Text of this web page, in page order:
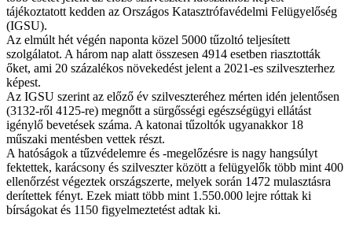
tájékoztatott kedden az Országos Katasztrófavédelmi Felügyelőség
(IGSU).
Az elmúlt hét végén naponta közel 5000 tűzoltó teljesített
szolgálatot. A három nap alatt összesen 4914 esetben riasztották
őket, ami 20 százalékos növekedést jelent a 2021-es szilveszterhez
képest.
Az IGSU szerint az előző év szilveszteréhez mérten idén jelentősen
(3132-ről 4125-re) megnőtt a sürgősségi egészségügyi ellátást
igénylő bevetések száma. A katonai tűzoltók ugyanakkor 18
műszaki mentésben vettek részt.
A hatóságok a tűzvédelemre és -megelőzésre is nagy hangsúlyt
fektettek, karácsony és szilveszter között a felügyelők több mint 400
ellenőrzést végeztek országszerte, melyek során 1472 mulasztásra
derítettek fényt. Ezek miatt több mint 1.550.000 lejre róttak ki
bírságokat és 1150 figyelmeztetést adtak ki.